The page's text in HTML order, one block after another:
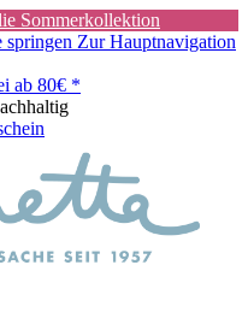
Sommerkollektion
springen Zur Hauptnavigation
ab 80€ *